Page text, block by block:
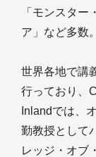
「モンスタ
ア」など多数。
世界各地で講
行っており、
Inlandでは、
勤教授として
レッジ・オブ